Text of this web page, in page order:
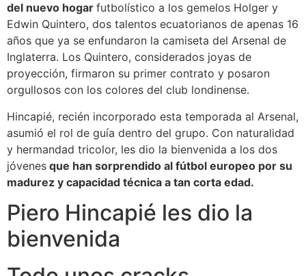
del nuevo hogar futbolístico a los gemelos Holger y
Edwin Quintero, dos talentos ecuatorianos de apenas 16
años que ya se enfundaron la camiseta del Arsenal de
Inglaterra. Los Quintero, considerados joyas de
proyección, firmaron su primer contrato y posaron
orgullosos con los colores del club londinense.
Hincapié, recién incorporado esta temporada al Arsenal,
asumió el rol de guía dentro del grupo. Con naturalidad
y hermandad tricolor, les dio la bienvenida a los dos
jóvenes que han sorprendido al fútbol europeo por su
madurez y capacidad técnica a tan corta edad.
Piero Hincapié les dio la
bienvenida